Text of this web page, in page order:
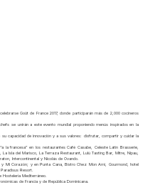
Goût de France 2017, donde participarán más de 2,000 cocineros
se unirán a este evento mundial proponiendo menús inspirados en la
capacidad de innovación y a sus valores: disfrutar, compartir y cuidar la
la francesa” en los restaurantes Café Casabe, Celeste Latin Brasserie,
Isla del Marisco, La Terraza Restaurant, Lulú Tasting Bar, Mitre, Nipau,
Intercontinental y Nicolás de Ovando.
Mi Corazón; y en Punta Cana, Bistro Chez Mon Ami, Gourmond, hotel
Resort.
Hostelería Mediterráneo.
de Francia y de República Dominicana.